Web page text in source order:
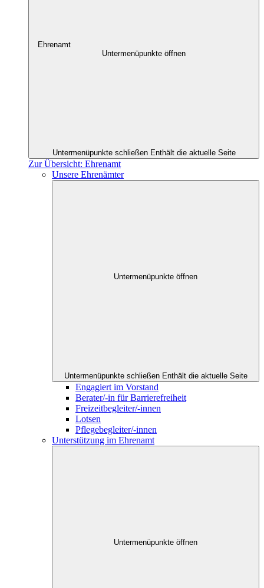
Ehrenamt
Untermenüpunkte öffnen
Untermenüpunkte schließen Enthält die aktuelle Seite
Zur Übersicht: Ehrenamt
Unsere Ehrenämter
Untermenüpunkte öffnen
Untermenüpunkte schließen Enthält die aktuelle Seite
Engagiert im Vorstand
Berater/-in für Barrierefreiheit
Freizeitbegleiter/-innen
Lotsen
Pflegebegleiter/-innen
Unterstützung im Ehrenamt
Untermenüpunkte öffnen